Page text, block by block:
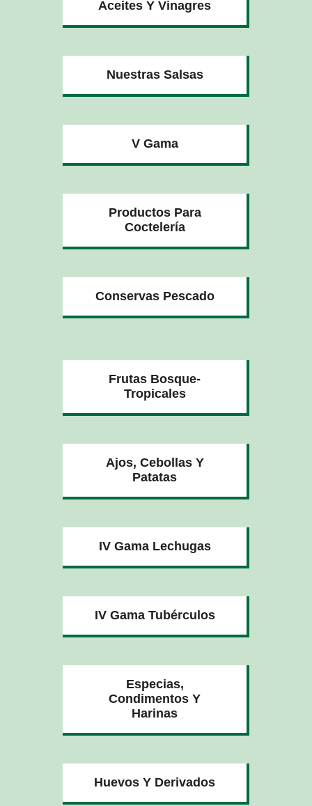
Aceites Y Vinagres
Nuestras Salsas
V Gama
Productos Para
Coctelería
Conservas Pescado
Frutas Bosque-
Tropicales
Ajos, Cebollas Y
Patatas
IV Gama Lechugas
IV Gama Tubérculos
Especias,
Condimentos Y
Harinas
Huevos Y Derivados